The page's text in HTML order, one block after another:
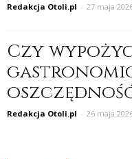
Redakcja Otoli.pl - 27 maja
Czy
Redakcja Otoli.pl - 26 maja